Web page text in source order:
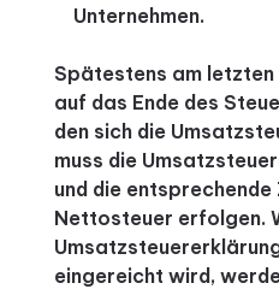
Unternehmen.
Spätestens am letzten
auf das Ende des
den sich die
muss die
und die
Nettosteuer erfolgen.
eingereicht wird,